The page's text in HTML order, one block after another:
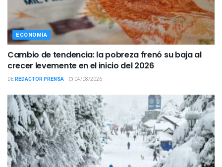
ECONOMÍA
Cambio de tendencia: la pobreza frenó su baja al
crecer levemente en el inicio del 2026
DEREDACTOR PRENSA 04/08/2026